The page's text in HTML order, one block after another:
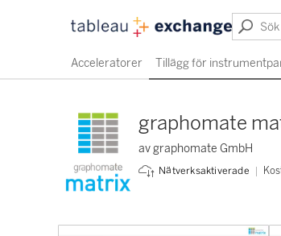
Acceleratorer Tillägg för
graphomate
av graphomate GmbH
Nätverksaktiverade